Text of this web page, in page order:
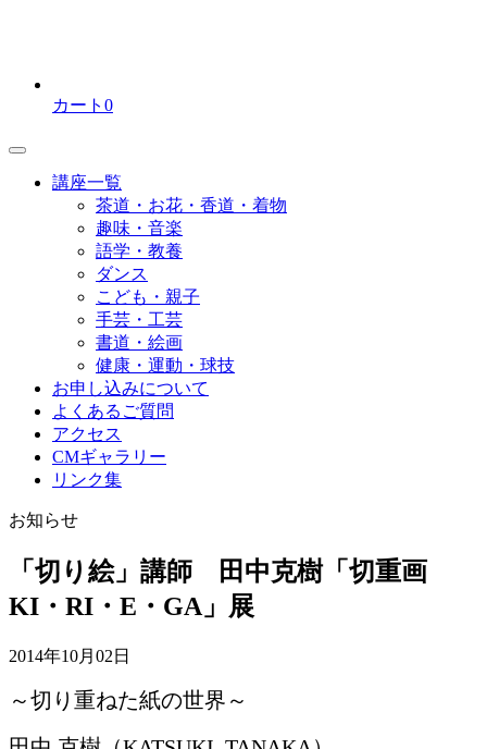
カート 0
講座一覧
茶道・お花・香道・着物
趣味・音楽
語学・教養
ダンス
こども・親子
手芸・工芸
書道・絵画
健康・運動・球技
お申し込みについて
よくあるご質問
アクセス
CMギャラリー
リンク集
お知らせ
「切り絵」講師 田中克樹「切重画
KI・RI・E・GA」展
2014年10月02日
～切り重ねた紙の世界～